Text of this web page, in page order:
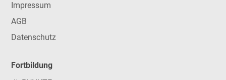
Impressum
AGB
Datenschutz
Fortbildung